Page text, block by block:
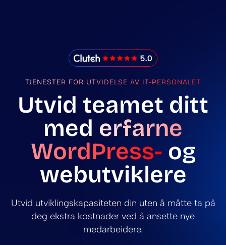
IMADO Reviews
TJENESTER FOR UTVIDELSE AV IT-PERSONALET
Utvid teamet ditt
med erfarne
WordPress- og
webutviklere
Utvid utviklingskapasiteten din uten å måtte ta på
deg ekstra kostnader ved å ansette nye
medarbeidere.